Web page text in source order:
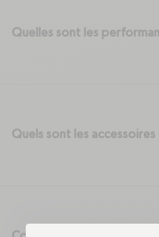
Quelles sont les
Quels sont les